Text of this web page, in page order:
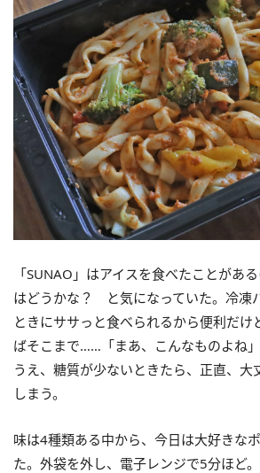
「SUNAO」はアイスを食べたことがあ
はどうかな？ と気になっていた。冷凍
ときにササっと食べられるから便利だけ
ばそこまで……「まあ、こんなものよね
うえ、糖質が少ないときたら、正直、大
しまう。
味は4種類ある中から、今日は大好きな
た。外袋を外し、電子レンジで5分ほど